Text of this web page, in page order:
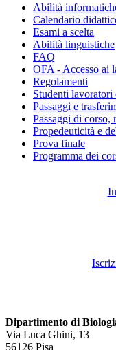
Abilità
Calendario
Esami a scelta
Abilità linguistiche
FAQ
OFA - Accesso ai
Regolamenti
Studenti lavoratori
Passaggi e
Passaggi di corso,
Propedeuticità e
Prova finale
Programma dei
Dipartimento di
Via Luca Ghini, 13
56126 Pisa